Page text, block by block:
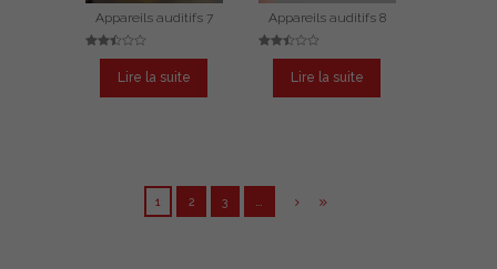
Appareils auditifs 7
Note
Lire la suite
Appareils auditifs 8
Note
Lire la suite
1 2 3